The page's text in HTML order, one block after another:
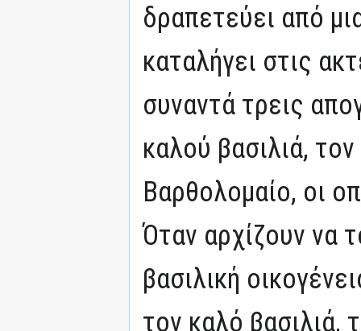
δραπετεύει από
καταλήγει στις
συναντά τρεις
καλού βασιλιά,
Βαρθολομαίο, οι
Όταν αρχίζουν να
βασιλική
τον καλό βασιλιά,